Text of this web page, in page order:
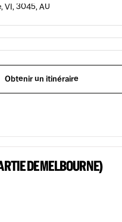
VI, 3045, AU
Obtenir un itinéraire
DE MELBOURNE)